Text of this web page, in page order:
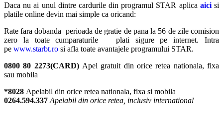
Daca nu ai unul dintre cardurile din programul STAR aplica aicisi
platile online devin mai simple ca oricand:
Rate fara dobanda perioada de gratie de pana la 56 de zile comision
zero la toate cumparaturile plati sigure pe internet. Intra
pe www.starbt.ro si afla toate avantajele programului STAR.
0800 80 2273(CARD)Apel gratuit din orice retea nationala, fixa
sau mobila
*8028 Apelabil din orice retea nationala, fixa si mobila
0264.594.337 Apelabil din orice retea, inclusiv international